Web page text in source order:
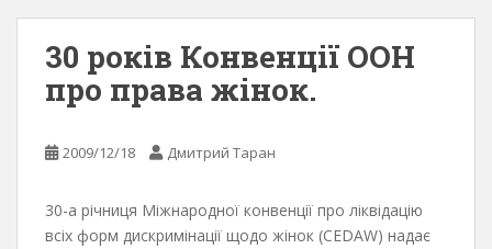
30 років Конвенції ООН
про права жінок.
2009/12/18 Дмитрий Таран
30-а річниця Міжнародної конвенції про ліквідацію
всіх форм дискримінації щодо жінок (CEDAW) надає